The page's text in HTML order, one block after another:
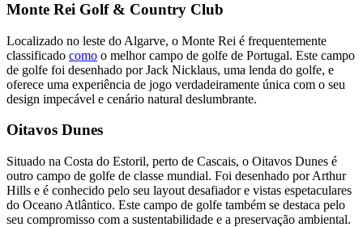
Monte Rei Golf & Country Club
Localizado no leste do Algarve, o Monte Rei é frequentemente
classificado como o melhor campo de golfe de Portugal. Este campo
de golfe foi desenhado por Jack Nicklaus, uma lenda do golfe, e
oferece uma experiência de jogo verdadeiramente única com o seu
design impecável e cenário natural deslumbrante.
Oitavos Dunes
Situado na Costa do Estoril, perto de Cascais, o Oitavos Dunes é
outro campo de golfe de classe mundial. Foi desenhado por Arthur
Hills e é conhecido pelo seu layout desafiador e vistas espetaculares
do Oceano Atlântico. Este campo de golfe também se destaca pelo
seu compromisso com a sustentabilidade e a preservação ambiental.